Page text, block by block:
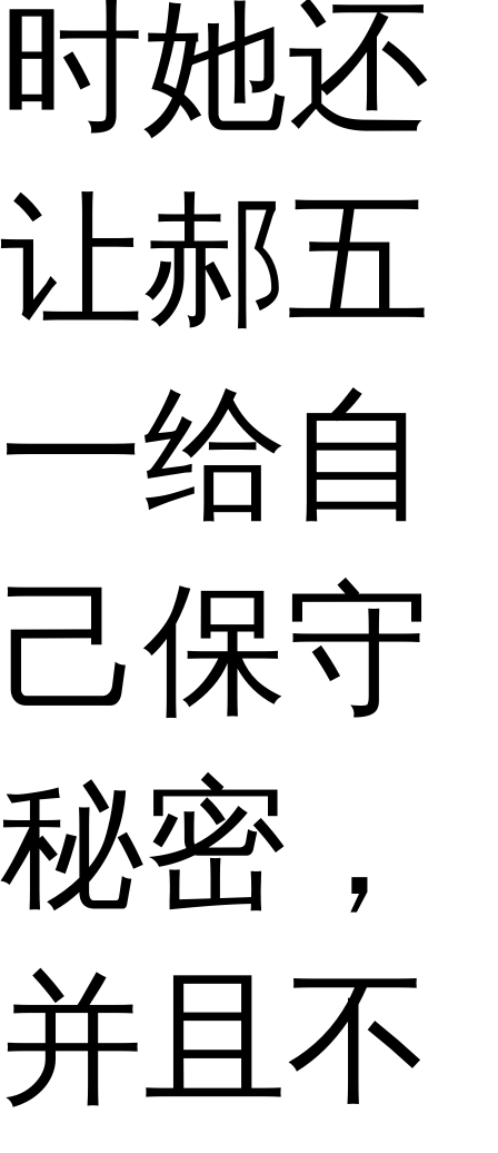
时她还
让郝五
一给自
己保守
秘密，
并且不